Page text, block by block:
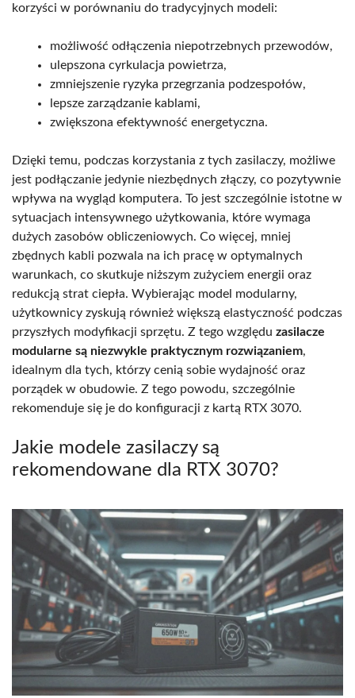
korzyści w porównaniu do tradycyjnych modeli:
możliwość odłączenia niepotrzebnych przewodów,
ulepszona cyrkulacja powietrza,
zmniejszenie ryzyka przegrzania podzespołów,
lepsze zarządzanie kablami,
zwiększona efektywność energetyczna.
Dzięki temu, podczas korzystania z tych zasilaczy, możliwe
jest podłączanie jedynie niezbędnych złączy, co pozytywnie
wpływa na wygląd komputera. To jest szczególnie istotne w
sytuacjach intensywnego użytkowania, które wymaga
dużych zasobów obliczeniowych. Co więcej, mniej
zbędnych kabli pozwala na ich pracę w optymalnych
warunkach, co skutkuje niższym zużyciem energii oraz
redukcją strat ciepła. Wybierając model modularny,
użytkownicy zyskują również większą elastyczność podczas
przyszłych modyfikacji sprzętu. Z tego względu zasilacze
modularne są niezwykle praktycznym rozwiązaniem,
idealnym dla tych, którzy cenią sobie wydajność oraz
porządek w obudowie. Z tego powodu, szczególnie
rekomenduje się je do konfiguracji z kartą RTX 3070.
Jakie modele zasilaczy są
rekomendowane dla RTX 3070?